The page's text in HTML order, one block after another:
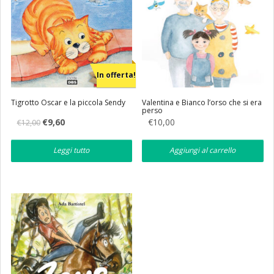
In offerta!
Tigrotto Oscar e la piccola Sendy
€12,00 Il
originale
€9,60Il
attuale
è:
Leggi tutto
Valentina e Bianco l’orso che si era
perso
€10,00
Aggiungi al carrello